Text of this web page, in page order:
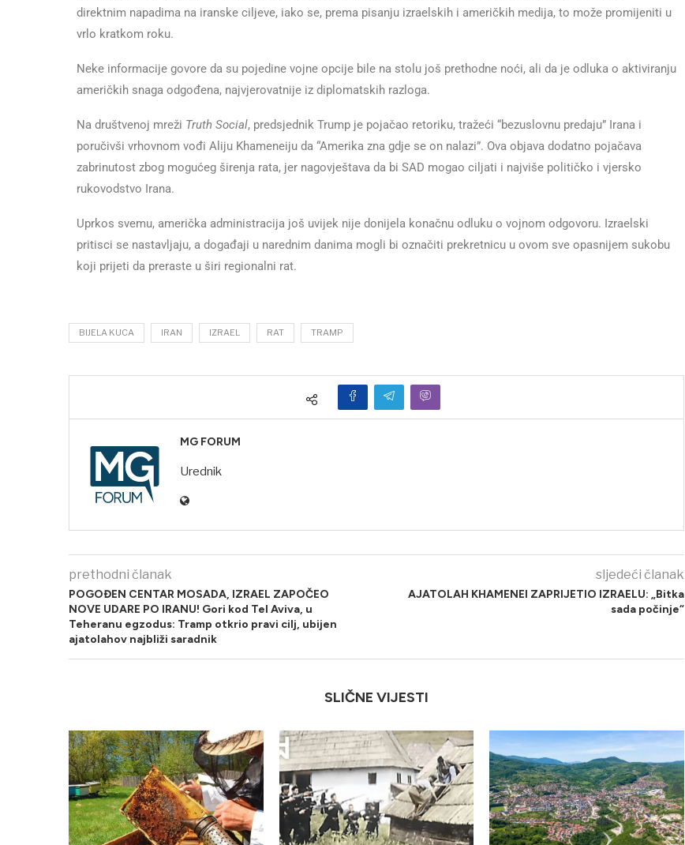
direktnim napadima na iranske ciljeve, iako se, prema pisanju izraelskih i američkih medija, to može promijeniti u
vrlo kratkom roku.
Neke informacije govore da su pojedine vojne opcije bile na stolu još prethodne noći, ali da je odluka o aktiviranju
američkih snaga odgođena, najvjerovatnije iz diplomatskih razloga.
Na društvenoj mreži Truth Social, predsjednik Trump je pojačao retoriku, tražeći “bezuslovnu predaju” Irana i
poručivši vrhovnom vođi Aliju Khameneiju da “Amerika zna gdje se on nalazi”. Ova objava dodatno pojačava
zabrinutost zbog mogućeg širenja rata, jer nagovještava da bi SAD mogao ciljati i najviše političko i vjersko
rukovodstvo Irana.
Uprkos svemu, američka administracija još uvijek nije donijela konačnu odluku o vojnom odgovoru. Izraelski
pritisci se nastavljaju, a događaji u narednim danima mogli bi označiti prekretnicu u ovom sve opasnijem sukobu
koji prijeti da preraste u širi regionalni rat.
BIJELA KUCA IRAN IZRAEL RAT TRAMP
MG FORUM
Urednik
prethodni članak
POGOĐEN CENTAR MOSADA, IZRAEL ZAPOČEO
NOVE UDARE PO IRANU! Gori kod Tel Aviva, u
Teheranu egzodus: Tramp otkrio pravi cilj, ubijen
ajatolahov najbliži saradnik
sljedeći članak
AJATOLAH KHAMENEI ZAPRIJETIO IZRAELU: „Bitka
sada počinje“
SLIČNE VIJESTI